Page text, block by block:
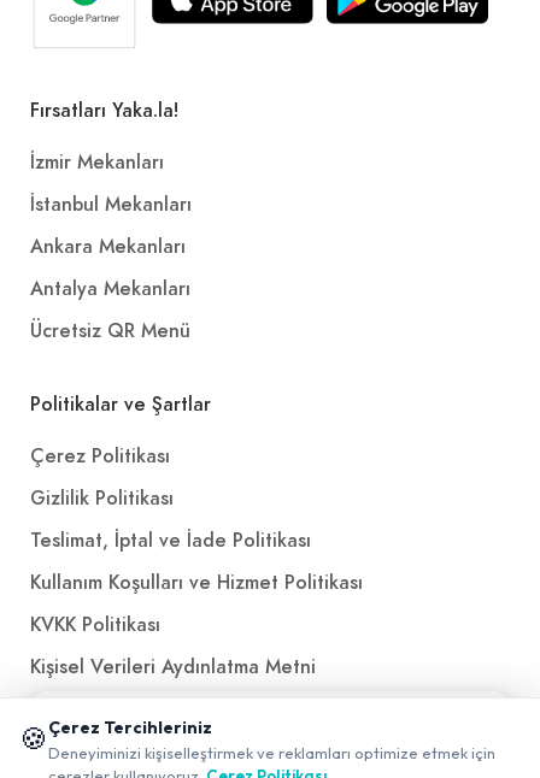
Fırsatları Yaka.la!
İzmir Mekanları
İstanbul Mekanları
Ankara Mekanları
Antalya Mekanları
Ücretsiz QR Menü
Politikalar ve Şartlar
Çerez Politikası
Gizlilik Politikası
Teslimat, İptal ve İade Politikası
Kullanım Koşulları ve Hizmet Politikası
KVKK Politikası
Kişisel Verileri Aydınlatma Metni
🍪 Çerez Tercihleriniz
Deneyiminizi kişiselleştirmek ve reklamları optimize etmek için
📱 Mobil uygulamamızı keşfedin!
✖